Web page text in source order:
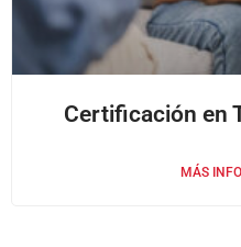
Certificación en
MÁS